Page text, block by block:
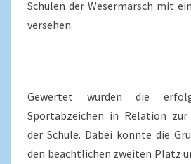
Schulen der Wesermarsch mit
versehen.
Gewertet wurden die
Sportabzeichen in Relation zur
der Schule. Dabei konnte die
den beachtlichen zweiten Platz